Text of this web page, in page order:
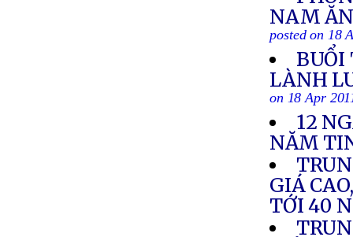
NAM
posted on 18
BUỔI
LÀNH
on 18 Apr
12
NĂM
GIÁ
TỚI 40